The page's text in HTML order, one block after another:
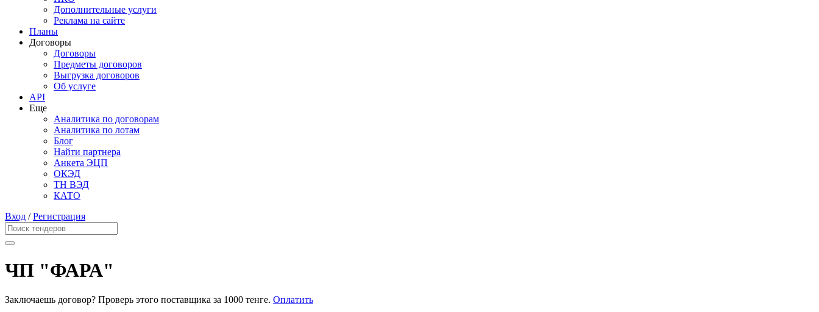
Дополнительные услуги
Реклама на сайте
Планы
Договоры
Договоры
Предметы договоров
Выгрузка договоров
Об услуге
API
Еще
Аналитика по договорам
Аналитика по лотам
Блог
Найти партнера
Анкета ЭЦП
ОКЭД
ТН ВЭД
КАТО
Вход /Регистрация
ЧП "ФАРА"
Заключаешь договор? Проверь этого поставщика за 1000 тенге. Оплатить